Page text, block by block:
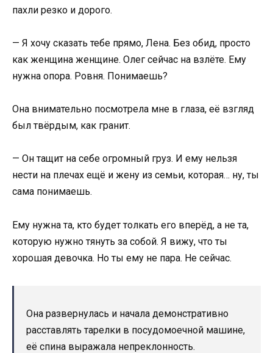
пахли резко и дорого.
— Я хочу сказать тебе прямо, Лена. Без обид, просто
как женщина женщине. Олег сейчас на взлёте. Ему
нужна опора. Ровня. Понимаешь?
Она внимательно посмотрела мне в глаза, её взгляд
был твёрдым, как гранит.
— Он тащит на себе огромный груз. И ему нельзя
нести на плечах ещё и жену из семьи, которая… ну, ты
сама понимаешь.
Ему нужна та, кто будет толкать его вперёд, а не та,
которую нужно тянуть за собой. Я вижу, что ты
хорошая девочка. Но ты ему не пара. Не сейчас.
Она развернулась и начала демонстративно
расставлять тарелки в посудомоечной машине,
её спина выражала непреклонность.